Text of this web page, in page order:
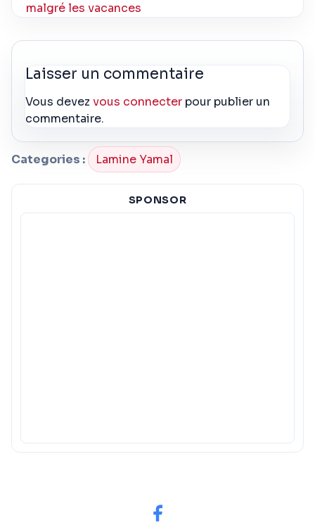
malgré les vacances
Laisser un commentaire
Vous devezvous connecter pour publier un
commentaire.
Categories : Lamine Yamal
SPONSOR